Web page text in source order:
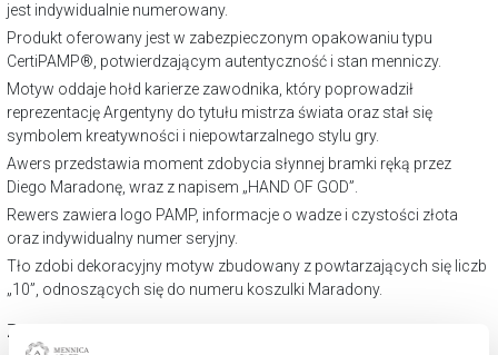
jest indywidualnie numerowany.
Produkt oferowany jest w zabezpieczonym opakowaniu typu
CertiPAMP®, potwierdzającym autentyczność i stan menniczy.
Motyw oddaje hołd karierze zawodnika, który poprowadził
reprezentację Argentyny do tytułu mistrza świata oraz stał się
symbolem kreatywności i niepowtarzalnego stylu gry.
Awers przedstawia moment zdobycia słynnej bramki ręką przez
Diego Maradonę, wraz z napisem „HAND OF GOD”.
Rewers zawiera logo PAMP, informacje o wadze i czystości złota
oraz indywidualny numer seryjny.
Tło zdobi dekoracyjny motyw zbudowany z powtarzających się liczb
„10”, odnoszących się do numeru koszulki Maradony.
ZAPYTAJ O PRODUKT